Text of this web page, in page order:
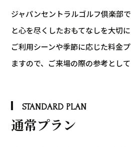
ジャパンセントラルゴルフ倶楽部
と心を尽くしたおもてなしを大切に
ご利用シーンや季節に応じた料金
ますので、ご来場の際の参考として
STANDARD PLAN
通常プラン